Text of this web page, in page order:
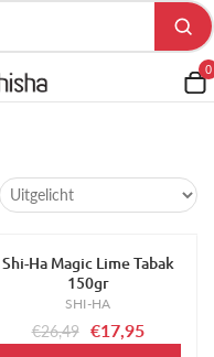
0
-32%
Shi-Ha Magic Lime Tabak
150gr
SHI-HA
€26,49 €17,95